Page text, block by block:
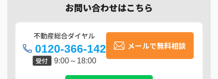
お問い合わせはこちら
不動産総合ダイヤル
0120-366-142
受付 9:00～18:00
メールで無料相談